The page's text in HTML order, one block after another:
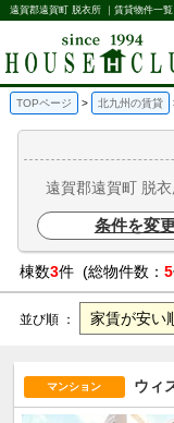
TOPページ 北九州の賃貸
遠賀郡遠賀町 脱
条件を変
棟数3件 (総物件数： 5
並び順 ：
マンション ウィ